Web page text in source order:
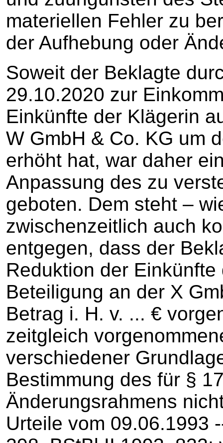
materiellen Fehler zu
der Aufhebung oder
Soweit der Beklagte
29.10.2020 zur
Einkünfte der Klägerin
W GmbH & Co. KG um
erhöht hat, war daher
Anpassung des zu
geboten. Dem steht –
zwischenzeitlich auch
entgegen, dass der
Reduktion der
Beteiligung an der X
Betrag i. H. v. ... €
zeitgleich
verschiedener
Bestimmung des für §
Änderungsrahmens
Urteile vom 09.06.1993